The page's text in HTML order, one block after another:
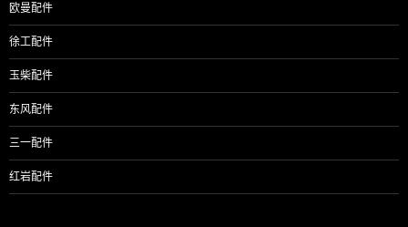
欧曼配件
徐工配件
玉柴配件
东风配件
三一配件
红岩配件